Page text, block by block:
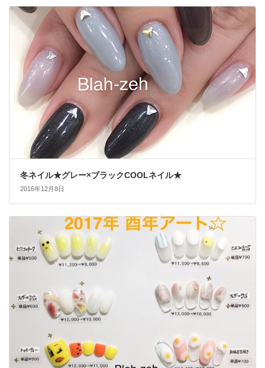
冬ネイル★グレー×ブラックCOOLネイル★
2016年12月8日